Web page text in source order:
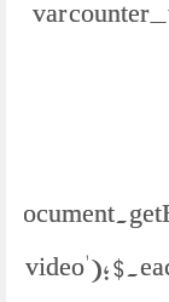
var
video');